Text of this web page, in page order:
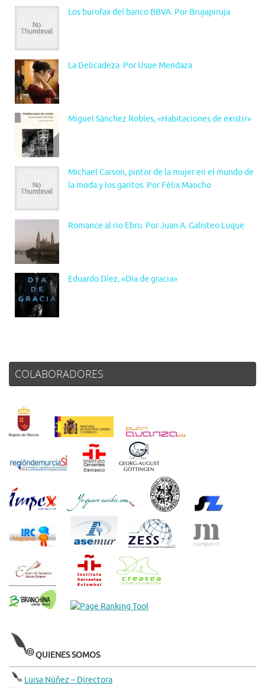
Los burofax del banco BBVA. Por Brujapiruja
La Delicadeza. Por Usue Mendaza
Miguel Sánchez Robles, «Habitaciones de existir»
Michael Carson, pintor de la mujer en el mundo de
la moda y los garitos. Por Félix Maocho
Romance al río Ebro. Por Juan A. Galisteo Luque
Eduardo Díez, «Día de gracia»
COLABORADORES
QUIENES SOMOS
Luisa Núñez – Directora